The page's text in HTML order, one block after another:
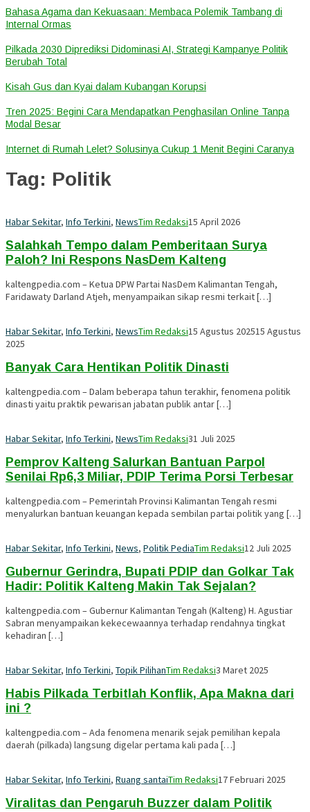
Bahasa Agama dan Kekuasaan: Membaca Polemik Tambang di
Internal Ormas
Pilkada 2030 Diprediksi Didominasi AI, Strategi Kampanye Politik
Berubah Total
Kisah Gus dan Kyai dalam Kubangan Korupsi
Tren 2025: Begini Cara Mendapatkan Penghasilan Online Tanpa
Modal Besar
Internet di Rumah Lelet? Solusinya Cukup 1 Menit Begini Caranya
Tag: Politik
Habar Sekitar, Info Terkini, NewsTim Redaksi15 April 2026
Salahkah Tempo dalam Pemberitaan Surya
Paloh? Ini Respons NasDem Kalteng
kaltengpedia.com – Ketua DPW Partai NasDem Kalimantan Tengah,
Faridawaty Darland Atjeh, menyampaikan sikap resmi terkait […]
Habar Sekitar, Info Terkini, NewsTim Redaksi15 Agustus 202515 Agustus
2025
Banyak Cara Hentikan Politik Dinasti
kaltengpedia.com – Dalam beberapa tahun terakhir, fenomena politik
dinasti yaitu praktik pewarisan jabatan publik antar […]
Habar Sekitar, Info Terkini, NewsTim Redaksi31 Juli 2025
Pemprov Kalteng Salurkan Bantuan Parpol
Senilai Rp6,3 Miliar, PDIP Terima Porsi Terbesar
kaltengpedia.com – Pemerintah Provinsi Kalimantan Tengah resmi
menyalurkan bantuan keuangan kepada sembilan partai politik yang […]
Habar Sekitar, Info Terkini, News, Politik PediaTim Redaksi12 Juli 2025
Gubernur Gerindra, Bupati PDIP dan Golkar Tak
Hadir: Politik Kalteng Makin Tak Sejalan?
kaltengpedia.com – Gubernur Kalimantan Tengah (Kalteng) H. Agustiar
Sabran menyampaikan kekecewaannya terhadap rendahnya tingkat
kehadiran […]
Habar Sekitar, Info Terkini, Topik PilihanTim Redaksi3 Maret 2025
Habis Pilkada Terbitlah Konflik, Apa Makna dari
ini ?
kaltengpedia.com – Ada fenomena menarik sejak pemilihan kepala
daerah (pilkada) langsung digelar pertama kali pada […]
Habar Sekitar, Info Terkini, Ruang santaiTim Redaksi17 Februari 2025
Viralitas dan Pengaruh Buzzer dalam Politik